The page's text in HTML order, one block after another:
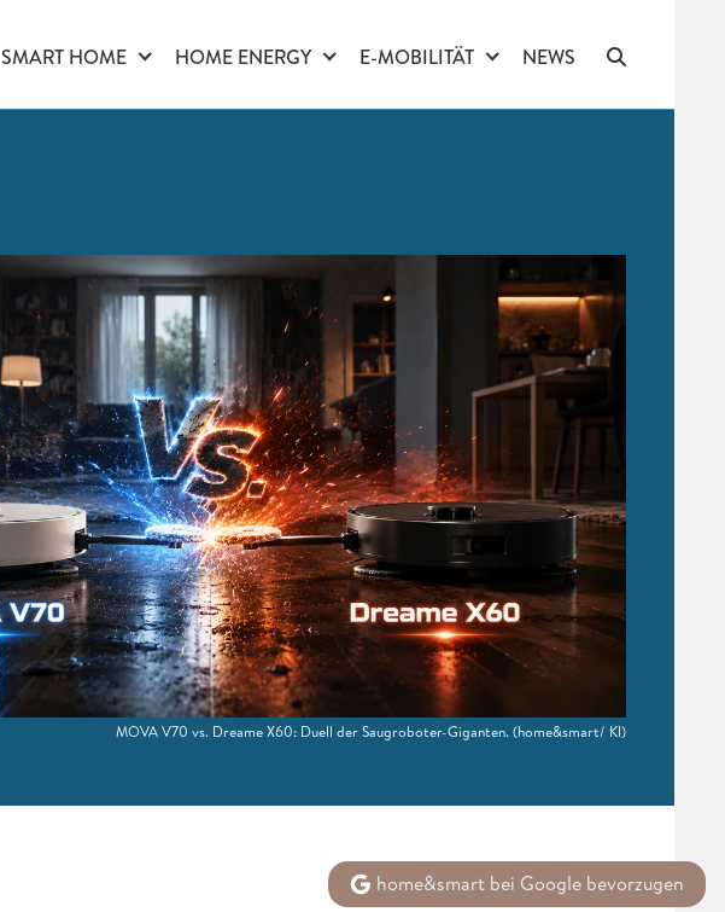
SMART HOME HOME ENERGY E-MOBILITÄT NEWS
MOVA V70 vs. Dreame X60: Duell der Saugroboter-Giganten.(home&smart/ KI)
home&smart bei Google bevorzugen